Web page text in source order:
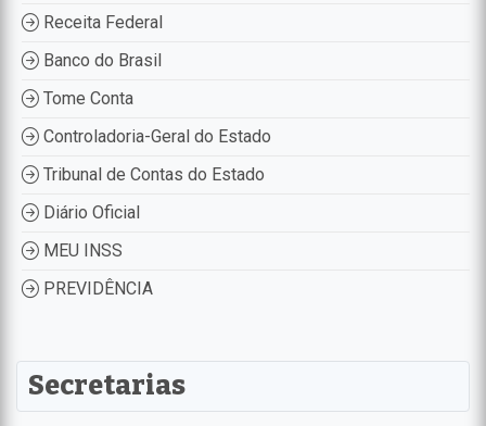
Receita Federal
Banco do Brasil
Tome Conta
Controladoria-Geral do Estado
Tribunal de Contas do Estado
Diário Oficial
MEU INSS
PREVIDÊNCIA
Secretarias